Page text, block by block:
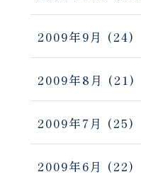
2009年9月 (24)
2009年8月 (21)
2009年7月 (25)
2009年6月 (22)